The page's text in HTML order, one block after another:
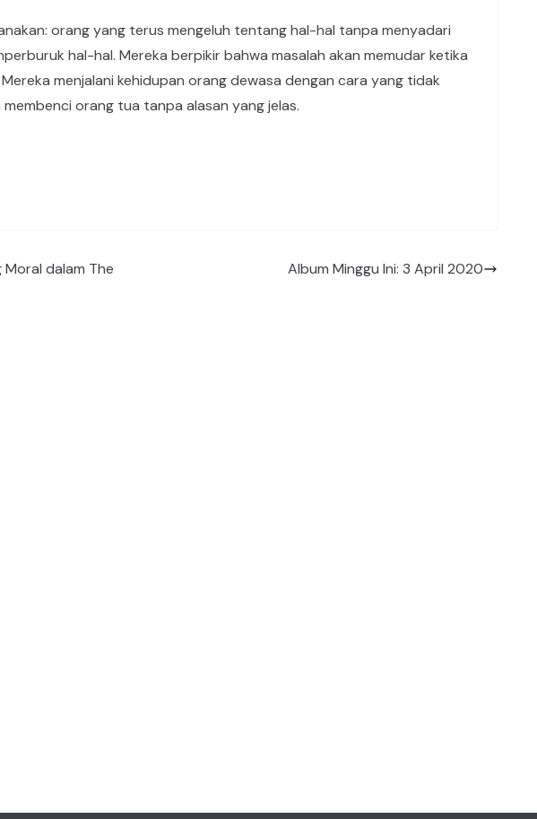
orang yang terus mengeluh tentang hal-hal tanpa menyadari
hal-hal. Mereka berpikir bahwa masalah akan memudar ketika
menjalani kehidupan orang dewasa dengan cara yang tidak
orang tua tanpa alasan yang jelas.
dalam The
Album Minggu Ini: 3 April 2020